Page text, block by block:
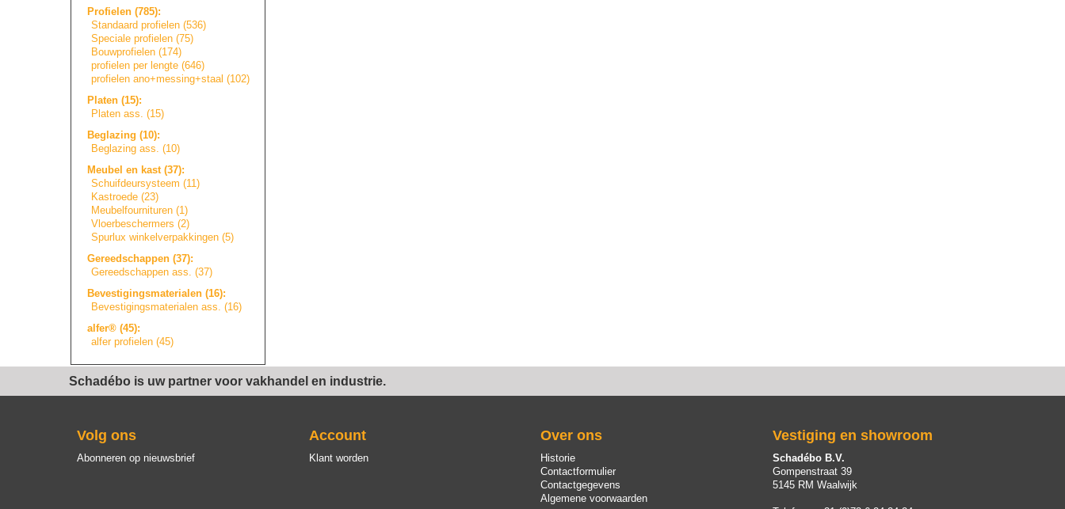
Profielen (785):
Standaard profielen (536)
Speciale profielen (75)
Bouwprofielen (174)
profielen per lengte (646)
profielen ano+messing+staal (102)
Platen (15):
Platen ass. (15)
Beglazing (10):
Beglazing ass. (10)
Meubel en kast (37):
Schuifdeursysteem (11)
Kastroede (23)
Meubelfournituren (1)
Vloerbeschermers (2)
Spurlux winkelverpakkingen (5)
Gereedschappen (37):
Gereedschappen ass. (37)
Bevestigingsmaterial en (16):
Bevestigingsmaterialen ass. (16)
alfer® (45):
alfer profielen (45)
Schadébo is uw partner voor vakhandel en industrie.
Volg ons
Abonneren op nieuwsbrief
Account
Klant worden
Over ons
Historie
Contactformulier
Contactgegevens
Algemene voorwaarden
Vestiging en showroom
Schadébo B.V.
Gompenstraat 39
5145 RM Waalwijk